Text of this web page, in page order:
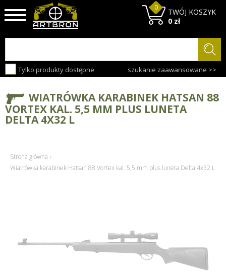
Tylko produkty dostępne szukanie zaawansowane >>
TWÓJ KOSZYK
0
0 zł
WIATRÓWKA KARABINEK HATSAN 88
VORTEX KAL. 5,5 MM PLUS LUNETA
DELTA 4X32 L
Strona główna ›
Wiatrówka karabinek Hatsan 88 Vortex kal. 5,5 mm plus luneta Delta 4x32 L